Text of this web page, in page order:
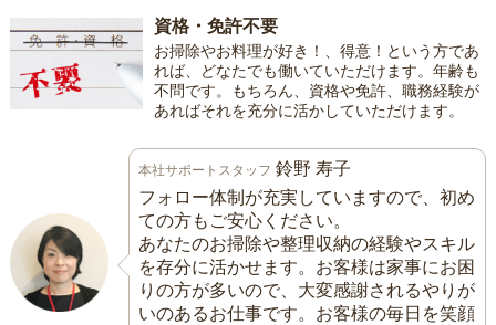
資格・免許不要
お掃除やお料理が好き！、得意！という方であ
れば、どなたでも働いていただけます。年齢も
不問です。もちろん、資格や免許、職務経験が
あればそれを充分に活かしていただけます。
本社サポートスタッフ 鈴野 寿子
フォロー体制が充実していますので、初め
ての方もご安心ください。
あなたのお掃除や整理収納の経験やスキル
を存分に活かせます。お客様は家事にお困
りの方が多いので、大変感謝されるやりが
いのあるお仕事です。お客様の毎日を笑顔